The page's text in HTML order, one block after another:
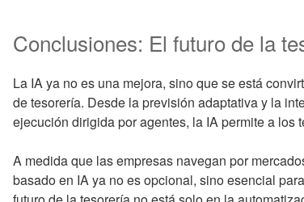
Conclusiones: El futuro de la
La IA ya no es una mejora, sino que se está
de tesorería. Desde la previsión adaptativa y la
ejecución dirigida por agentes, la IA permite a los
A medida que las empresas navegan por
basado en IA ya no es opcional, sino esencial